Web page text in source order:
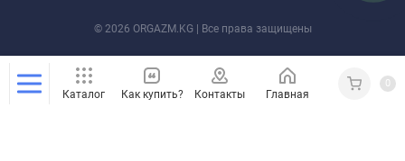
© 2026 ORGAZM.KG | Все права защищены
Каталог Как купить? Контакты Главная Кабинет
0